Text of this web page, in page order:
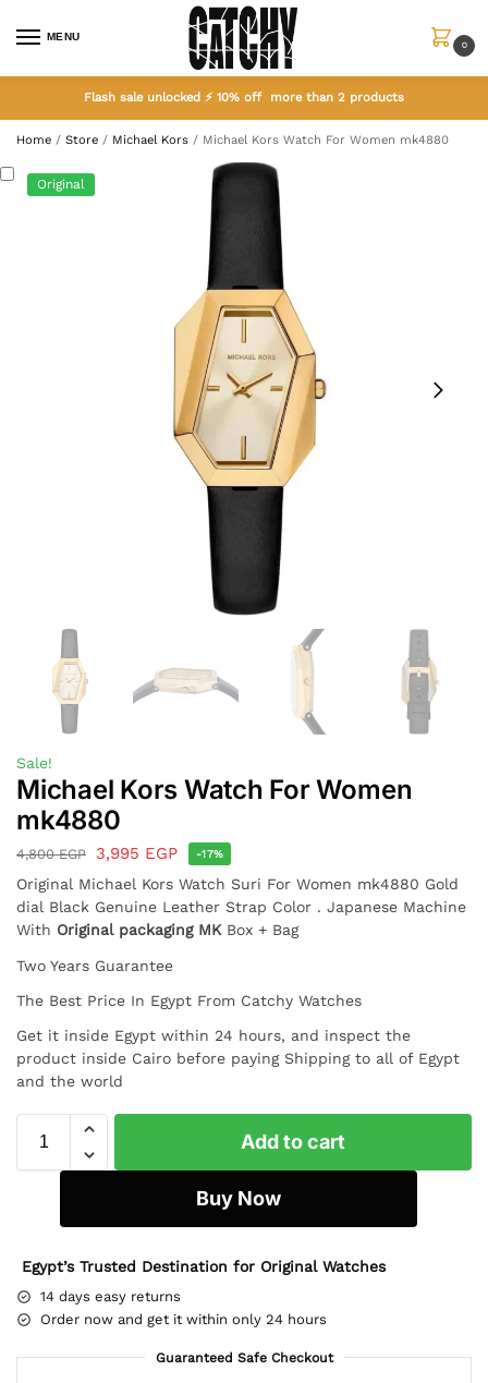
MENU
0
Flash sale unlocked ⚡ 10% off more than 2 products
Home / Store / Michael Kors / Michael Kors Watch For Women mk4880
Original
Sale!
Michael Kors Watch For Women
mk4880
4,800EGP 3,995 EGP -17%
Original Michael Kors Watch Suri For Women mk4880 Gold
dial Black Genuine Leather Strap Color . Japanese Machine
With Original packaging MK Box + Bag
Two Years Guarantee
The Best Price In Egypt From Catchy Watches
Get it inside Egypt within 24 hours, and inspect the
product inside Cairo before paying Shipping to all of Egypt
and the world
Add to cart
Buy Now
Egypt’s Trusted Destination for Original Watches
14 days easy returns
Order now and get it within only 24 hours
Guaranteed Safe Checkout